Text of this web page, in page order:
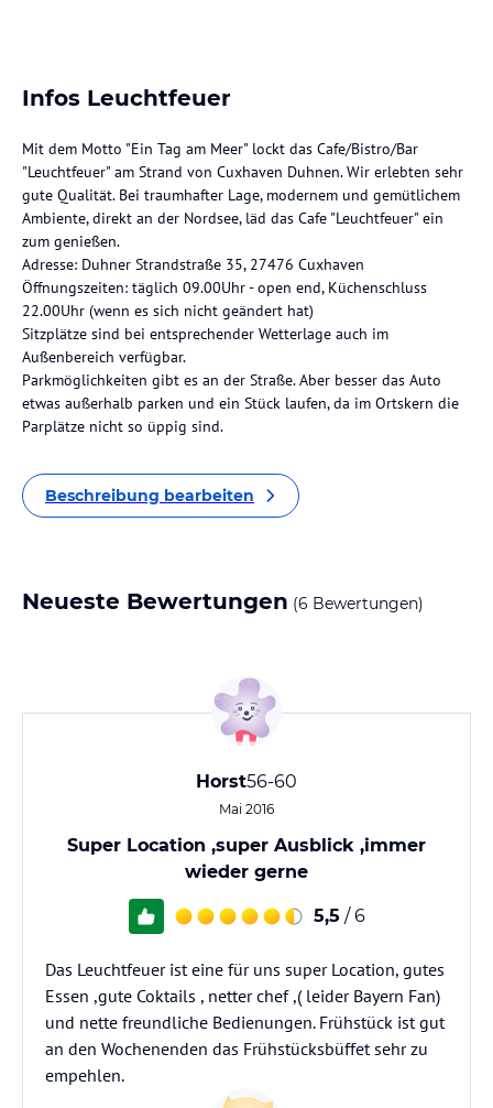
Infos Leuchtfeuer
Mit dem Motto "Ein Tag am Meer" lockt das Cafe/Bistro/Bar
"Leuchtfeuer" am Strand von Cuxhaven Duhnen. Wir erlebten sehr
gute Qualität. Bei traumhafter Lage, modernem und gemütlichem
Ambiente, direkt an der Nordsee, läd das Cafe "Leuchtfeuer" ein
zum genießen.
Adresse: Duhner Strandstraße 35, 27476 Cuxhaven
Öffnungszeiten: täglich 09.00Uhr - open end, Küchenschluss
22.00Uhr (wenn es sich nicht geändert hat)
Sitzplätze sind bei entsprechender Wetterlage auch im
Außenbereich verfügbar.
Parkmöglichkeiten gibt es an der Straße. Aber besser das Auto
etwas außerhalb parken und ein Stück laufen, da im Ortskern die
Parplätze nicht so üppig sind.
Beschreibung bearbeiten
Neueste Bewertungen (6 Bewertungen)
Horst56-60
Mai 2016
Super Location ,super Ausblick ,immer
wieder gerne
5,5 / 6
Das Leuchtfeuer ist eine für uns super Location, gutes
Essen ,gute Coktails , netter chef ,( leider Bayern Fan)
und nette freundliche Bedienungen. Frühstück ist gut
an den Wochenenden das Frühstücksbüffet sehr zu
empehlen.